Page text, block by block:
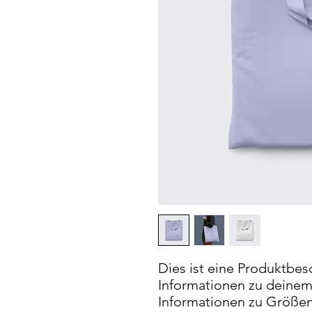
Dies ist eine
Informationen zu
Informationen zu